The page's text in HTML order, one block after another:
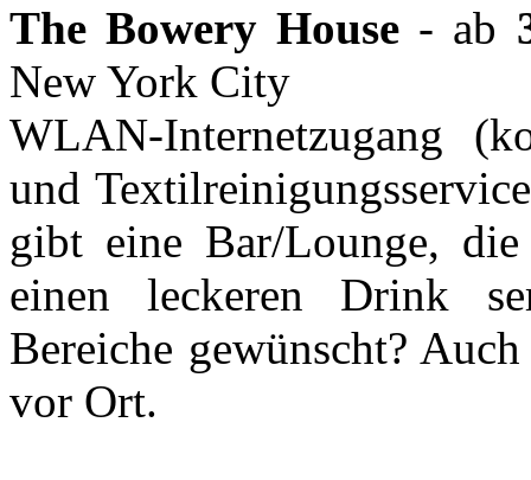
The Bowery House - ab
New York City
WLAN-Internetzugang
und
gibt eine Bar/Lounge,
einen leckeren Drink
Bereiche gewünscht?
vor Ort.